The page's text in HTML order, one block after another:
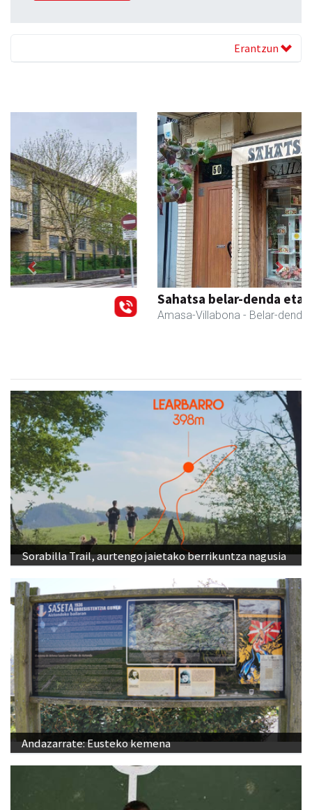
Erantzun
Sahatsa belar-denda eta dietetika zentrua
- Belar-denda
Previous Next
Sorabilla Trail, aurtengo jaietako berrikuntza nagusia
Andazarrate: Eusteko kemena